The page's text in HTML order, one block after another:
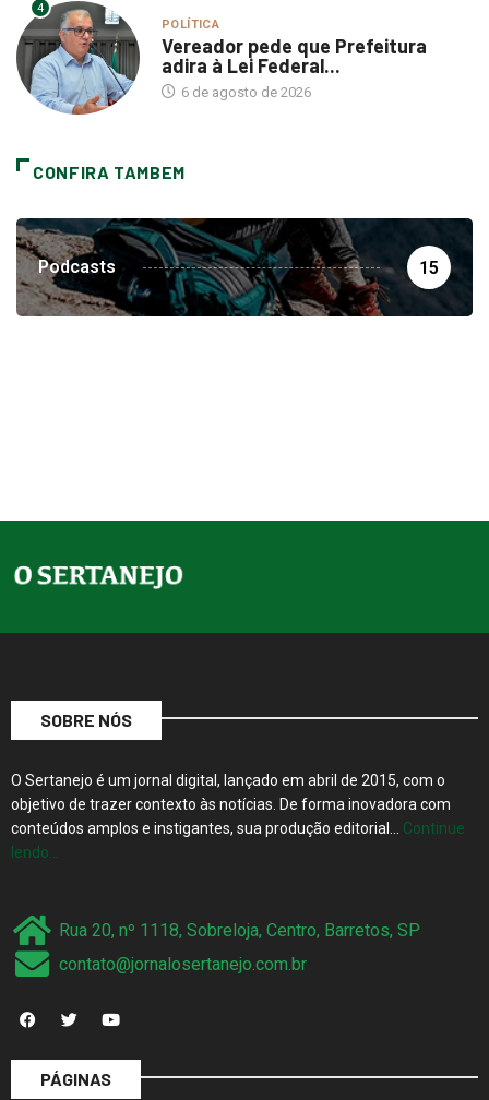
4
POLÍTICA
Vereador pede que Prefeitura
adira à Lei Federal...
6 de agosto de 2026
CONFIRA TAMBEM
Podcasts 15
SOBRE NÓS
O Sertanejo é um jornal digital, lançado em abril de 2015, com o
objetivo de trazer contexto às notícias. De forma inovadora com
conteúdos amplos e instigantes, sua produção editorial… Continue
lendo…
Rua 20, nº 1118, Sobreloja, Centro, Barretos, SP
contato@jornalosertanejo.com.br
PÁGINAS